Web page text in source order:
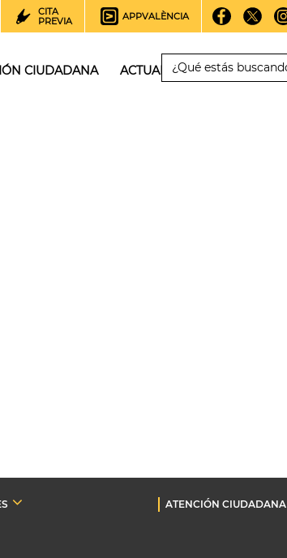
CITA
PREVIA
APPVALÈNCIA
CIUDADANA ACTUALIDAD
ATENCIÓN CIUDADANA